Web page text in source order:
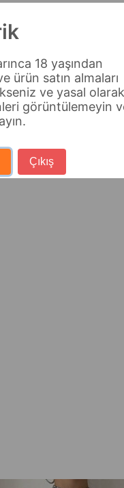
18 yaşından
ürün satın almaları
ve yasal olarak
görüntülemeyin
Çıkış